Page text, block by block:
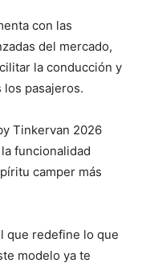
con las
del mercado,
la conducción y
pasajeros.
Tinkervan 2026
funcionalidad
camper más
que redefine lo que
modelo ya te